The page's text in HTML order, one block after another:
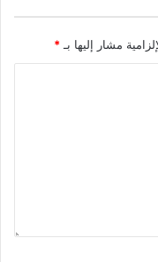
مشار إليها بـ*